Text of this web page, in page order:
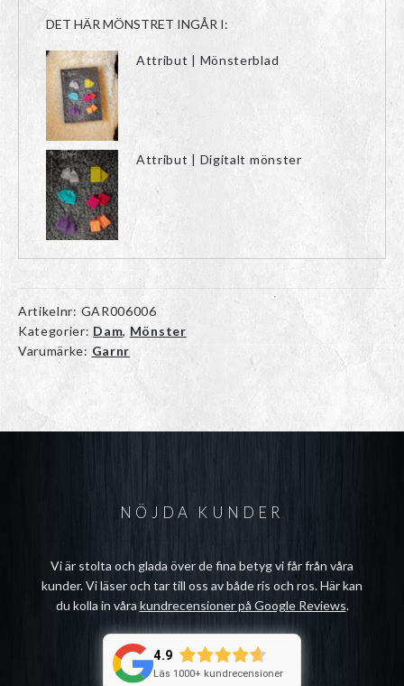
DET HÄR MÖNSTRET INGÅR I:
Attribut | Mönsterblad
Attribut | Digitalt mönster
Artikelnr: GAR006006
Kategorier: Dam, Mönster
Varumärke: Garnr
NÖJDA KUNDER
Vi är stolta och glada över de fina betyg vi får från våra
kunder. Vi läser och tar till oss av både ris och ros. Här kan
du kolla in våra kundrecensioner på Google Reviews.
4.9
Läs 1000+ kundrecensioner